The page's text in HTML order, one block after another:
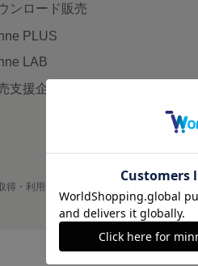
ンロード販売
PLUS
LAB
支援企画・イベント
得・利用
©GMO